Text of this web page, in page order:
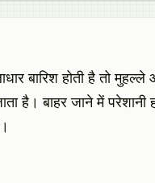
बारिश होती है तो
है। बाहर जाने में परेशानी